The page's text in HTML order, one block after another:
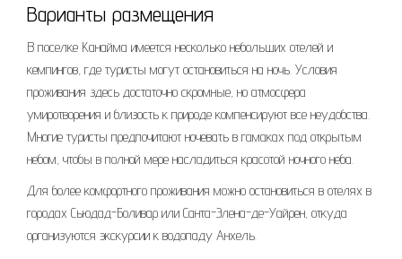
Варианты размещения
В поселке Канайма имеется несколько небольших отелей и
кемпингов, где туристы могут остановиться на ночь. Условия
проживания здесь достаточно скромные, но атмосфера
умиротворения и близость к природе компенсируют все неудобства.
Многие туристы предпочитают ночевать в гамаках под открытым
небом, чтобы в полной мере насладиться красотой ночного неба.
Для более комфортного проживания можно остановиться в отелях в
городах Сьюдад-Боливар или Санта-Элена-де-Уайрен, откуда
организуются экскурсии к водопаду Анхель.